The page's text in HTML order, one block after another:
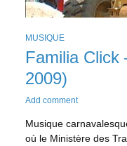
MUSIQUE
Familia Click
2009)
Add comment
Musique
où le Ministère des